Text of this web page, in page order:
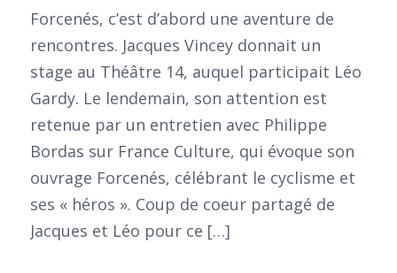
Forcenés, c’est d’abord une aventure de
rencontres. Jacques Vincey donnait un
stage au Théâtre 14, auquel participait Léo
Gardy. Le lendemain, son attention est
retenue par un entretien avec Philippe
Bordas sur France Culture, qui évoque son
ouvrage Forcenés, célébrant le cyclisme et
ses « héros ». Coup de coeur partagé de
Jacques et Léo pour ce […]